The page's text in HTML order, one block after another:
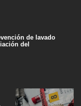
de lavado
del